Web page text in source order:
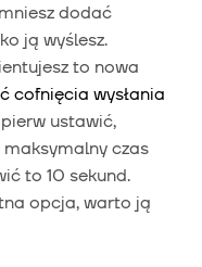
dodać
ją wyślesz.
to nowa
cofnięcia wysłania
ustawić,
czas
to 10 sekund.
opcja, warto ją